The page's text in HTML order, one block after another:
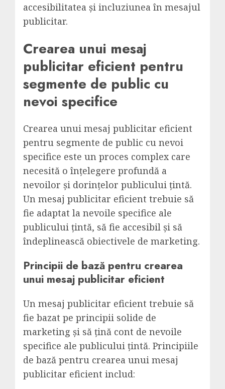
accesibilitatea și incluziunea în mesajul
publicitar.
Crearea unui mesaj
publicitar eficient pentru
segmente de public cu
nevoi specifice
Crearea unui mesaj publicitar eficient
pentru segmente de public cu nevoi
specifice este un proces complex care
necesită o înțelegere profundă a
nevoilor și dorințelor publicului țintă.
Un mesaj publicitar eficient trebuie să
fie adaptat la nevoile specifice ale
publicului țintă, să fie accesibil și să
îndeplinească obiectivele de marketing.
Principii de bază pentru crearea
unui mesaj publicitar eficient
Un mesaj publicitar eficient trebuie să
fie bazat pe principii solide de
marketing și să țină cont de nevoile
specifice ale publicului țintă. Principiile
de bază pentru crearea unui mesaj
publicitar eficient includ: